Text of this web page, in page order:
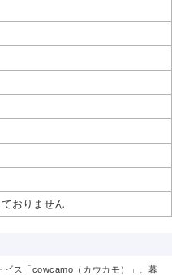
おりません
ス「cowcamo（カウカモ）」。暮